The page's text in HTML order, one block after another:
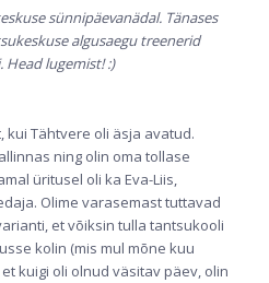
sünnipäevanädal. Tänases
algusaegu treenerid
Head lugemist! :)
kui Tähtvere oli äsja avatud.
ning olin oma tollase
üritusel oli ka Eva-Liis,
Olime varasemast tuttavad
et võiksin tulla tantsukooli
kolin (mis mul mõne kuu
kuigi oli olnud väsitav päev, olin